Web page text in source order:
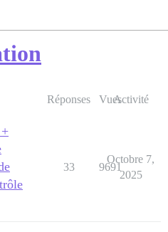
Réponses VuesActivité
33 9691
Octobre 7,
2025